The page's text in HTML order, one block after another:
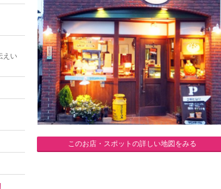
えい
このお店・スポットの詳しい地図をみる